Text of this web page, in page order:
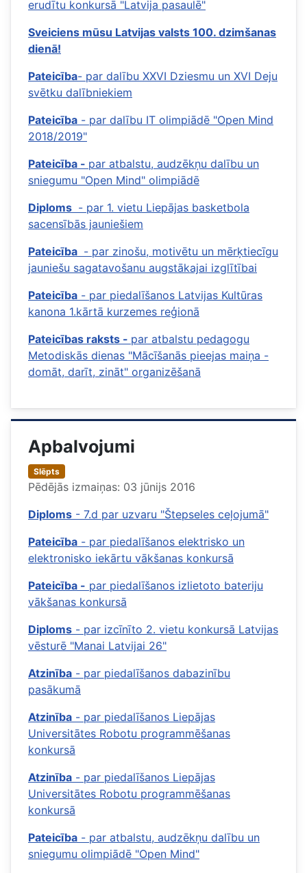
erudītu konkursā "Latvija pasaulē"
Sveiciens mūsu Latvijas valsts 100. dzimšanas
dienā!
Pateicība- par dalību XXVI Dziesmu un XVI Deju
svētku dalībniekiem
Pateicība - par dalību IT olimpiādē "Open Mind
2018/2019"
Pateicība - par atbalstu, audzēkņu dalību un
sniegumu "Open Mind" olimpiādē
Diploms - par 1. vietu Liepājas basketbola
sacensībās jauniešiem
Pateicība - par zinošu, motivētu un mērķtiecīgu
jauniešu sagatavošanu augstākajai izglītībai
Pateicība - par piedalīšanos Latvijas Kultūras
kanona 1.kārtā kurzemes reģionā
Pateicības raksts - par atbalstu pedagogu
Metodiskās dienas "Mācīšanās pieejas maiņa -
domāt, darīt, zināt" organizēšanā
Apbalvojumi
Slēpts
Pēdējās izmaiņas: 03 jūnijs 2016
Diploms - 7.d par uzvaru "Štepseles ceļojumā"
Pateicība - par piedalīšanos elektrisko un
elektronisko iekārtu vākšanas konkursā
Pateicība - par piedalīšanos izlietoto bateriju
vākšanas konkursā
Diploms - par izcīnīto 2. vietu konkursā Latvijas
vēsturē "Manai Latvijai 26"
Atzinība - par piedalīšanos dabazinību
pasākumā
Atzinība - par piedalīšanos Liepājas
Universitātes Robotu programmēšanas
konkursā
Atzinība - par piedalīšanos Liepājas
Universitātes Robotu programmēšanas
konkursā
Pateicība - par atbalstu, audzēkņu dalību un
sniegumu olimpiādē "Open Mind"